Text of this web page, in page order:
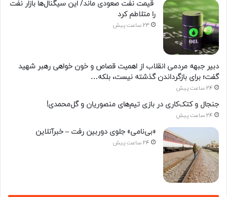
قیمت نفت صعودی ماند/ این سیگنال‌ها بازار نفت
را متلاطم کرد
23 ساعت پیش
دبیر جبهه مردمی انقلاب از اهمیت قصاص و خون خواهی رهبر شهید
گفت؛ برای بازگرداندن گذشته نیست، بلکه…
24 ساعت پیش
جنجال و کتک‌کاری در بازی تیم‌های منصوریان و گل‌محمدی!
24 ساعت پیش
«بی‌نامی» جلوی دوربین رفت – خبرآنلاین
24 ساعت پیش